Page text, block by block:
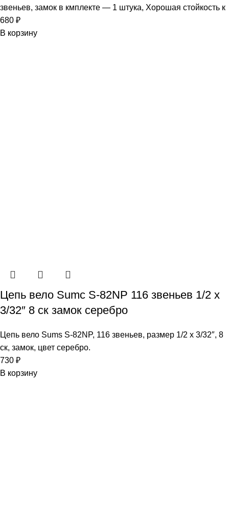
звеньев, замок в кмплекте — 1 штука, Хорошая стойкость к
680 ₽
В корзину
Цепь вело Sumc S-82NP 116 звеньев 1/2 х
3/32″ 8 ск замок серебро
Цепь вело Sums S-82NP, 116 звеньев, размер 1/2 х 3/32″, 8
ск, замок, цвет серебро.
730 ₽
В корзину